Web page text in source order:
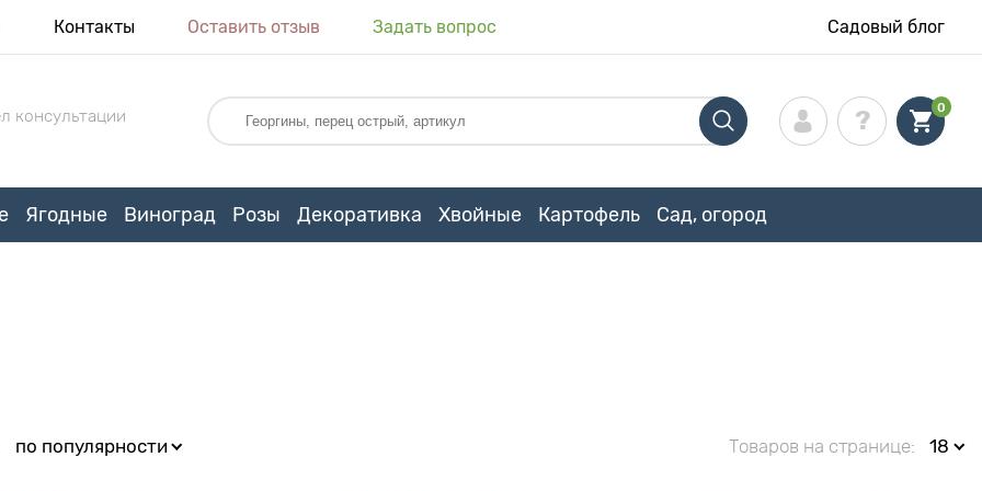
Контакты Оставить отзыв Задать вопрос Садовый блог
консультации 0
Ягодные Виноград Розы Декоративка Хвойные Картофель Сад, огород
по популярности Товаров на странице: 18